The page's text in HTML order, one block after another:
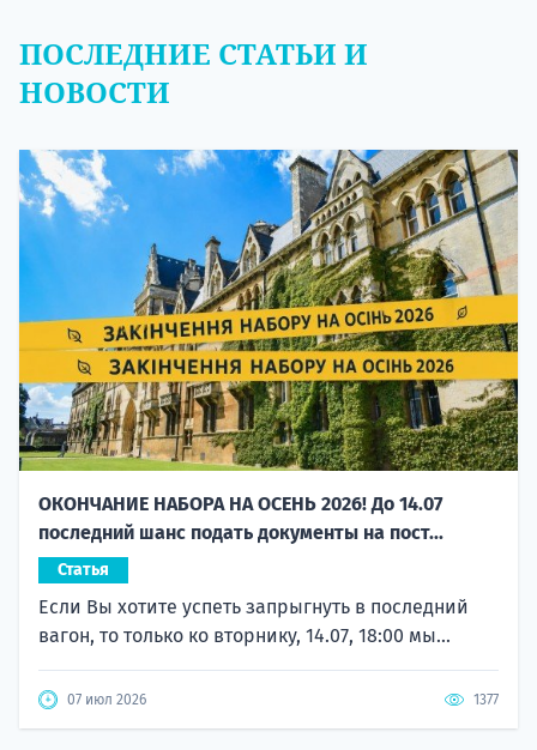
ПОСЛЕДНИЕ СТАТЬИ И
НОВОСТИ
ОКОНЧАНИЕ НАБОРА НА ОСЕНЬ 2026! До 14.07
последний шанс подать документы на пост...
Статья
Если Вы хотите успеть запрыгнуть в последний
вагон, то только ко вторнику, 14.07, 18:00 мы...
07 июл 2026 1377